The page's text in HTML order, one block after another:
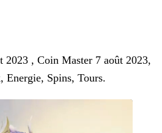
2023 , Coin Master 7 août 2023,
Spins, Tours.